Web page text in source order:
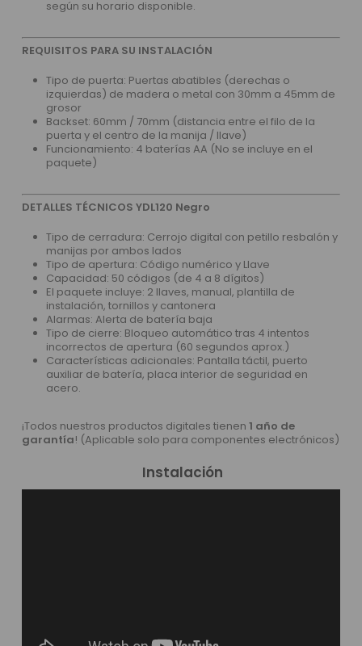
según su horario disponible.
REQUISITOS PARA SU INSTALACIÓN
Tipo de puerta: Puertas abatibles (derechas o
izquierdas) de madera o metal con 30mm a 45mm de
grosor
Backset: 60mm / 70mm (distancia entre el filo de la
puerta y el centro de la manija / llave)
Funcionamiento: 4 baterías AA (No se incluye en el
paquete)
DETALLES TÉCNICOS YDL120 Negro
Tipo de cerradura: Cerrojo digital con petillo resbalón y
manijas por ambos lados
Tipo de apertura: Código numérico y Llave
Capacidad: 50 códigos (de 4 a 8 dígitos)
El paquete incluye: 2 llaves, manual, plantilla de
instalación, tornillos y cantonera
Alarmas: Alerta de batería baja
Tipo de cierre: Bloqueo automático tras 4 intentos
incorrectos de apertura (60 segundos aprox.)
Características adicionales: Pantalla táctil, puerto
auxiliar de batería, placa interior de seguridad en
acero.
¡Todos nuestros productos digitales tienen 1 año de
garantía! (Aplicable solo para componentes electrónicos)
Instalación